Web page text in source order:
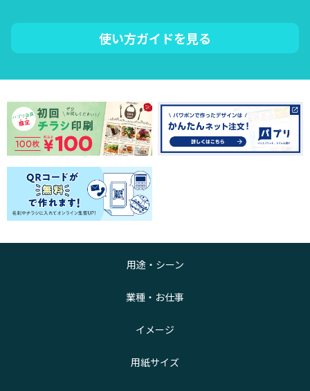
使い方ガイドを見る
用途・シーン
業種・お仕事
イメージ
用紙サイズ